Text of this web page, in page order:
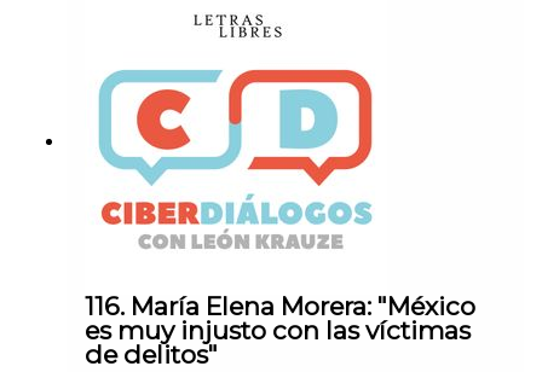
políticos relevantes: la situación del régimen en
Venezuela luego de los terremotos, el ascenso
de la derecha en Colombia, el papel de Donald
Trump en la región y los ideales de la unidad
latinoamericana.Mira este episodio en YouTube.•
Sigue a León KrauzeXFacebookInstagramTikTok•
Sigue a Letras LibresSitio
webXFacebookInstagramTikTok• ¡Suscríbete a
Letras Libres!
116. María Elena Morera: "México
es muy injusto con las víctimas
de delitos"